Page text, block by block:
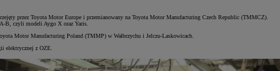
przez Toyota Motor Europe i przemianowany na Toyota Motor Manufacturing Czech Republic (TMMCZ).
B, czyli modeli Aygo X oraz Yaris.
Motor Manufacturing Poland (TMMP) w Wałbrzychu i Jelczu-Laskowicach.
elektrycznej z OZE.